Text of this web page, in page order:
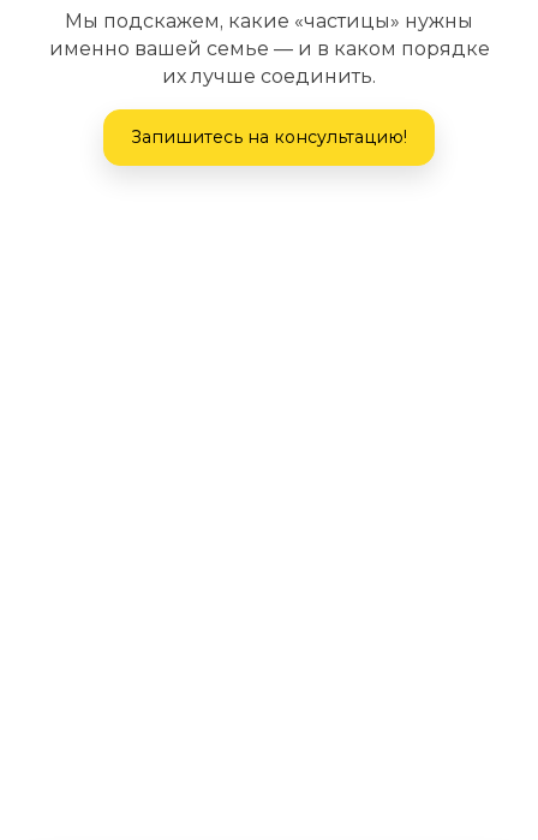
Мы подскажем, какие «частицы» нужны
именно вашей семье — и в каком порядке
их лучше соединить.
Запишитесь на консультацию!